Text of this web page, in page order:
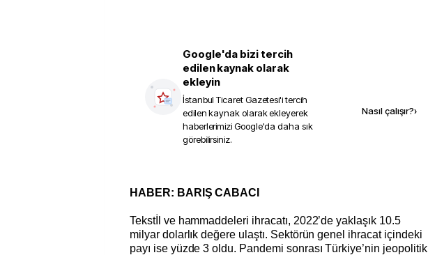
Google'da bizi tercih
edilen kaynak olarak
ekleyin
İstanbul Ticaret Gazetesi'i tercih
edilen kaynak olarak ekleyerek
haberlerimizi Google'da daha sık
görebilirsiniz.
Nasıl çalışır?›
HABER: BARIŞ CABACI
Tekstİl ve hammaddeleri ihracatı, 2022’de yaklaşık 10.5
milyar dolarlık değere ulaştı. Sektörün genel ihracat içindeki
payı ise yüzde 3 oldu. Pandemi sonrası Türkiye’nin jeopolitik